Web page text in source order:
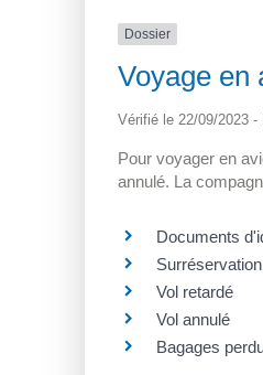
Dossier
Voyage en
Vérifié le 22/09/2023
Pour voyager en
annulé. La
Documents
Vol retardé
Vol annulé
Bagages